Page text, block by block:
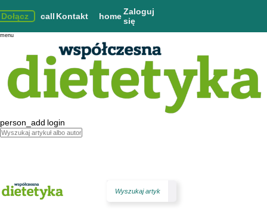
Dołącz call Kontakt homeZaloguj
się
menu
person_add login